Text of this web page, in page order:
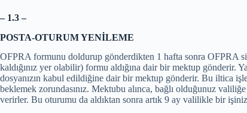
– 1.3 –
POSTA-OTURUM YENİLEME
OFPRA formunu doldurup gönderdikten 1 hafta sonra OFPRA
kaldığınız yer olabilir) formu aldığına dair bir mektup gönderir.
dosyanızın kabul edildiğine dair bir mektup gönderir. Bu iltica
beklemek zorundasınız. Mektubu alınca, bağlı olduğunuz
verirler. Bu oturumu da aldıktan sonra artık 9 ay valilikle bir